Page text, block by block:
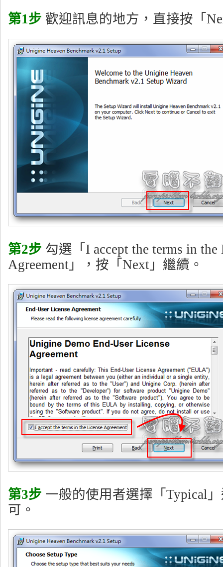
第1步 歡迎訊息的地方，直接按「
第2步 勾選「I accept the terms in the
Agreement」，按「Next」繼續。
第3步 一般的使用者選擇「Typical
可。